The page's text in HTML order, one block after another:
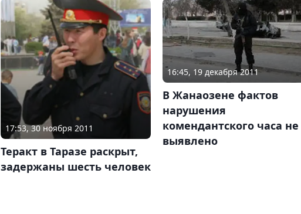
17:53, 30 ноября 2011
Теракт в Таразе раскрыт,
задержаны шесть человек
16:45, 19 декабря 2011
В Жанаозене фактов
нарушения
комендантского часа не
выявлено